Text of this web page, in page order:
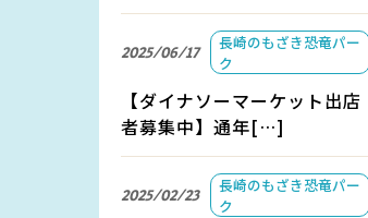
2025/06/17
長崎のもざき恐竜パー
ク
【ダイナソーマーケット出店
者募集中】通年[…]
2025/02/23
長崎のもざき恐竜パー
ク